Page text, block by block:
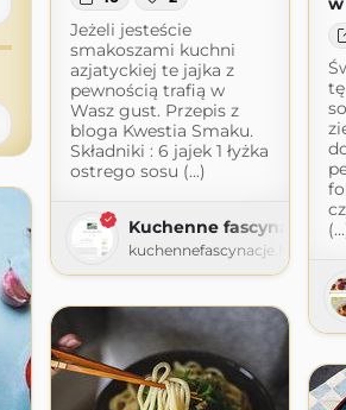
Jeżeli jesteście
smakoszami kuchni
azjatyckiej te jajka z
pewnością trafią w
Wasz gust. Przepis z
bloga Kwestia Smaku.
Składniki : 6 jajek 1 łyżka
ostrego sosu (...)
Kuchenne fascynacje
kuchennefascynacje.home.blog